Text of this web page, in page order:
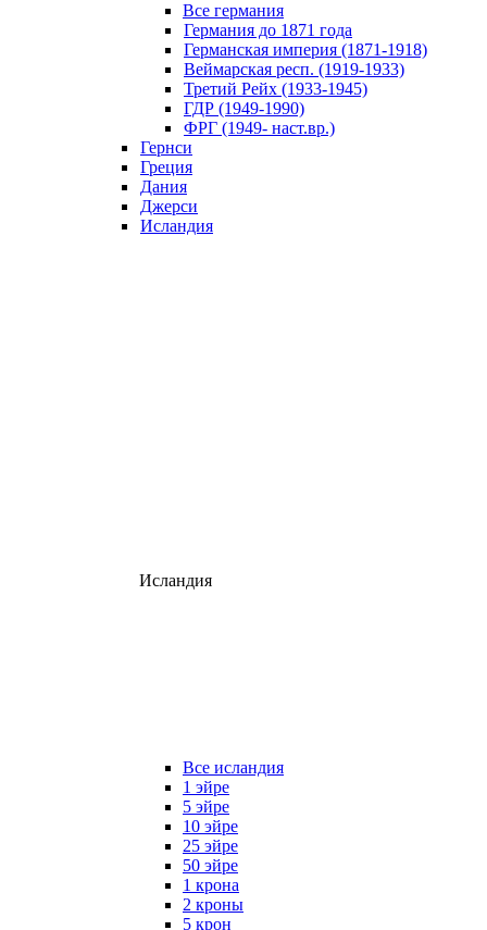
Все германия
Германия до 1871 года
Германская империя (1871-1918)
Веймарская респ. (1919-1933)
Третий Рейх (1933-1945)
ГДР (1949-1990)
ФРГ (1949- наст.вр.)
Гернси
Греция
Дания
Джерси
Исландия
Исландия
Все исландия
1 эйре
5 эйре
10 эйре
25 эйре
50 эйре
1 крона
2 кроны
5 крон